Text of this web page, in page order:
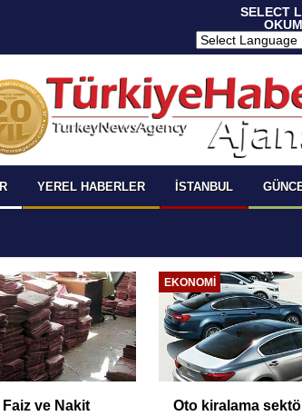
SELECT
YEREL HABERLER İSTANBUL
ve Nakit
EKONOMI
Oto kiralama